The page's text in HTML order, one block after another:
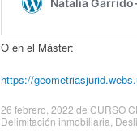
O en el Máster:
https://
26 febrero, 2022 de CURSO
Delimitación inmobiliaria